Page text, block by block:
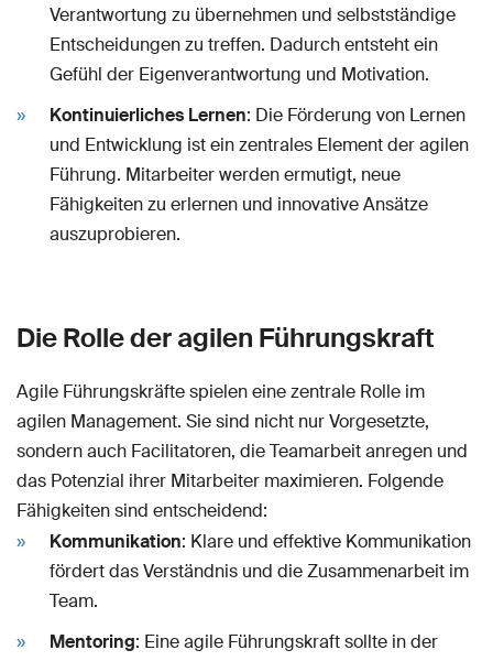
Verantwortung zu übernehmen und selbstständige
Entscheidungen zu treffen. Dadurch entsteht ein
Gefühl der Eigenverantwortung und Motivation.
Kontinuierliches Lernen: Die Förderung von Lernen
und Entwicklung ist ein zentrales Element der agilen
Führung. Mitarbeiter werden ermutigt, neue
Fähigkeiten zu erlernen und innovative Ansätze
auszuprobieren.
Die Rolle der agilen Führungskraft
Agile Führungskräfte spielen eine zentrale Rolle im
agilen Management. Sie sind nicht nur Vorgesetzte,
sondern auch Facilitatoren, die Teamarbeit anregen und
das Potenzial ihrer Mitarbeiter maximieren. Folgende
Fähigkeiten sind entscheidend:
Kommunikation: Klare und effektive Kommunikation
fördert das Verständnis und die Zusammenarbeit im
Team.
Mentoring: Eine agile Führungskraft sollte in der